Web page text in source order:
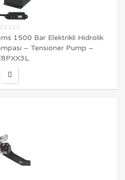
1500 Bar Elektrikli Hidrolik
– Tensioner Pump –